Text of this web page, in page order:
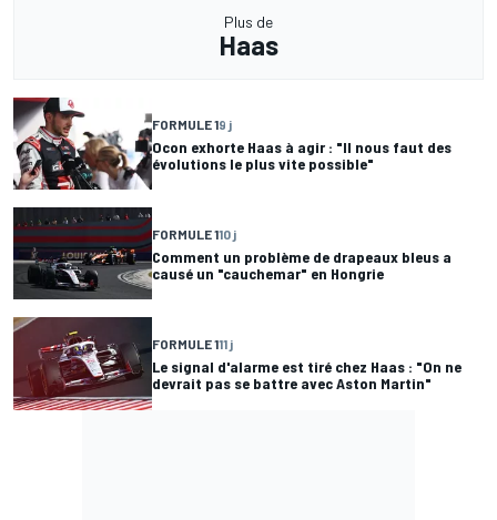
Plus de
Haas
FORMULE 19 j
Ocon exhorte Haas à agir : "Il nous faut des
évolutions le plus vite possible"
FORMULE 110 j
Comment un problème de drapeaux bleus a
causé un "cauchemar" en Hongrie
FORMULE 111 j
Le signal d'alarme est tiré chez Haas : "On ne
devrait pas se battre avec Aston Martin"